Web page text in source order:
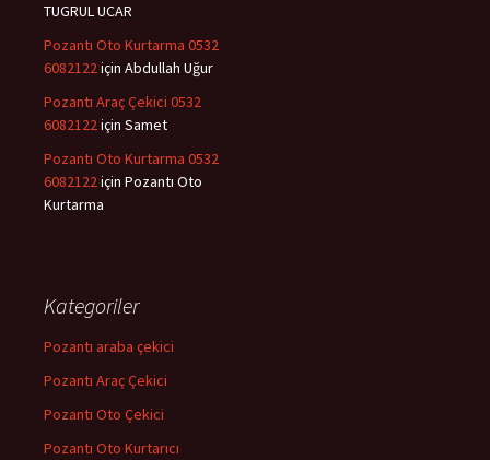
TUGRUL UCAR
Pozantı Oto Kurtarma 0532
6082122için Abdullah Uğur
Pozantı Araç Çekici 0532
6082122için Samet
Pozantı Oto Kurtarma 0532
6082122için Pozantı Oto
Kurtarma
Kategoriler
Pozantı araba çekici
Pozantı Araç Çekici
Pozantı Oto Çekici
Pozantı Oto Kurtarıcı